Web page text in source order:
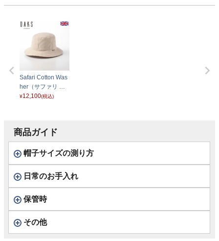
Safari Cotton Was
her（サファリ コ
ットンワッシャ
¥12,100(税込)
商品ガイド
帽子サイズの測り方
日常のお手入れ
保管時
その他